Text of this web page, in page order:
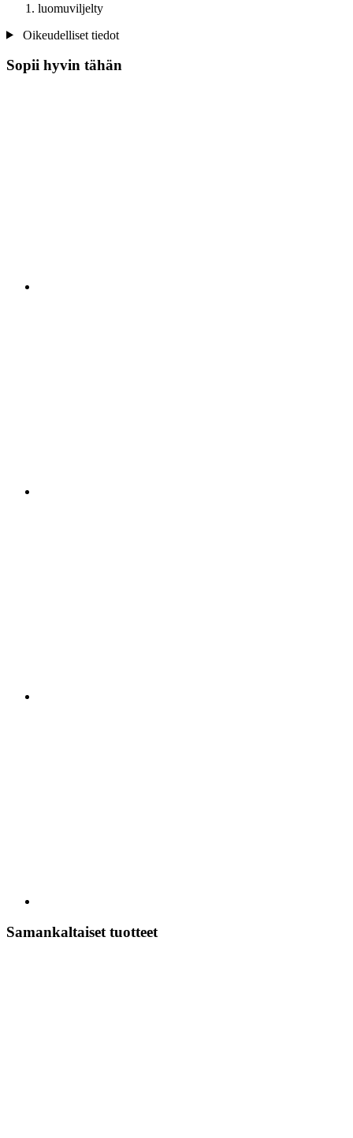
luomuviljelty
Oikeudelliset tiedot
Sopii hyvin tähän
Samankaltaiset tuotteet